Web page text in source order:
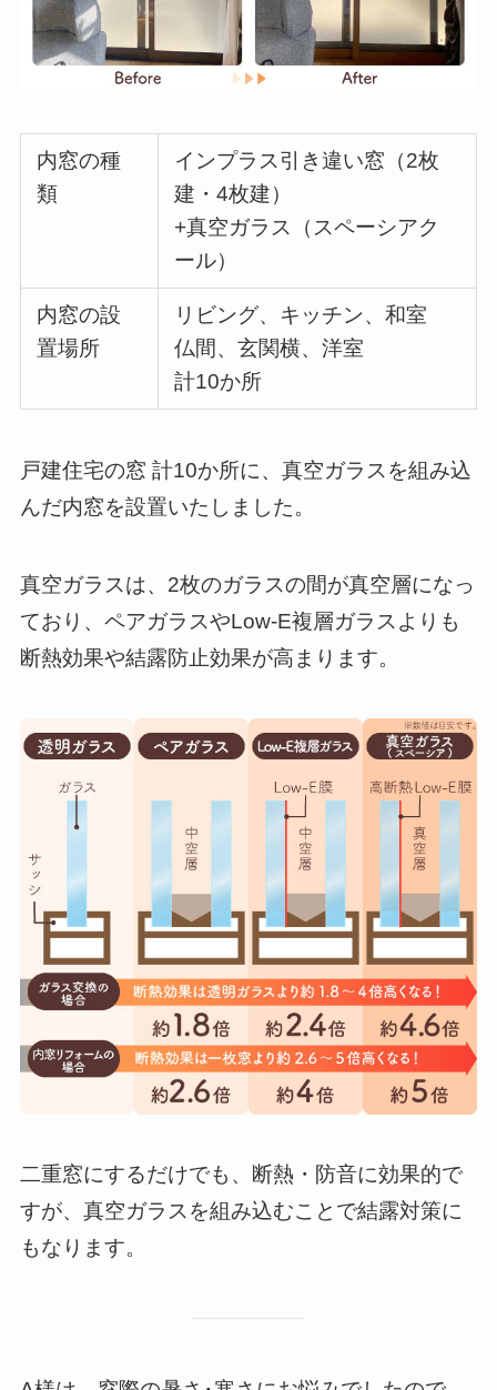
内窓の種
類
インプラス引き違い窓（2枚
建・4枚建）
+真空ガラス（スペーシアク
ール）
内窓の設
置場所
リビング、キッチン、和室
仏間、玄関横、洋室
計10か所
戸建住宅の窓 計10か所に、真空ガラスを組み込
んだ内窓を設置いたしました。
真空ガラスは、2枚のガラスの間が真空層になっ
ており、ペアガラスやLow-E複層ガラスよりも
断熱効果や結露防止効果が高まります。
二重窓にするだけでも、断熱・防音に効果的で
すが、真空ガラスを組み込むことで結露対策に
もなります。